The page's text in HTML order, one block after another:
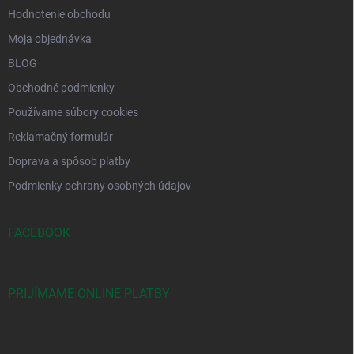
Hodnotenie obchodu
Moja objednávka
BLOG
Obchodné podmienky
Používame súbory cookies
Reklamačný formulár
Doprava a spôsob platby
Podmienky ochrany osobných údajov
FACEBOOK
PRIJÍMAME ONLINE PLATBY